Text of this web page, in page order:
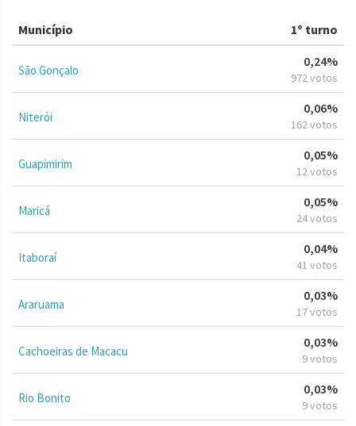
Município 1º turno
São Gonçalo
0,24%
972 votos
Niterói
0,06%
162 votos
Guapimirim
0,05%
12 votos
Maricá
0,05%
24 votos
Itaboraí
0,04%
41 votos
Araruama
0,03%
17 votos
Cachoeiras de Macacu
0,03%
9 votos
Rio Bonito
0,03%
9 votos